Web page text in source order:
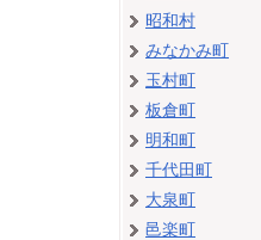
昭和村
みなかみ町
玉村町
板倉町
明和町
千代田町
大泉町
邑楽町